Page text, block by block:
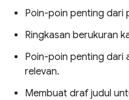
Poin-poin penting dari
Ringkasan berukuran
Poin-poin penting dari
relevan.
Membuat draf judul